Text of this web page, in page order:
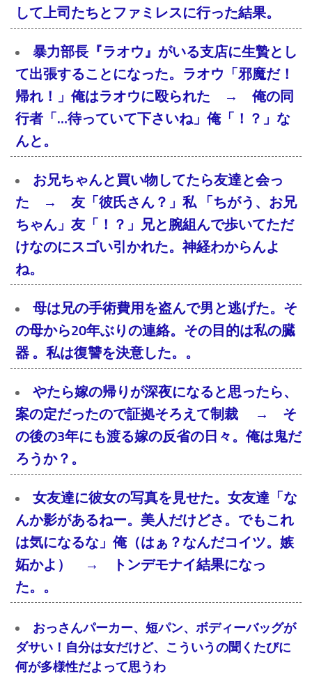
して上司たちとファミレスに行った結果。
暴力部長『ラオウ』がいる支店に生贄とし
て出張することになった。ラオウ「邪魔だ！
帰れ！」俺はラオウに殴られた → 俺の同
行者「…待っていて下さいね」俺「！？」な
んと。
お兄ちゃんと買い物してたら友達と会っ
た → 友「彼氏さん？」私 「ちがう、お兄
ちゃん」友「！？」兄と腕組んで歩いてただ
けなのにスゴい引かれた。神経わからんよ
ね。
母は兄の手術費用を盗んで男と逃げた。そ
の母から20年ぶりの連絡。その目的は私の臓
器 。私は復讐を決意した。。
やたら嫁の帰りが深夜になると思ったら、
案の定だったので証拠そろえて制裁 → そ
の後の3年にも渡る嫁の反省の日々。俺は鬼だ
ろうか？。
女友達に彼女の写真を見せた。女友達「な
んか影があるねー。美人だけどさ。でもこれ
は気になるな」俺（はぁ？なんだコイツ。嫉
妬かよ） → トンデモナイ結果になっ
た。。
おっさんパーカー、短パン、ボディーバッグが
ダサい！自分は女だけど、こういうの聞くたびに
何が多様性だよって思うわ